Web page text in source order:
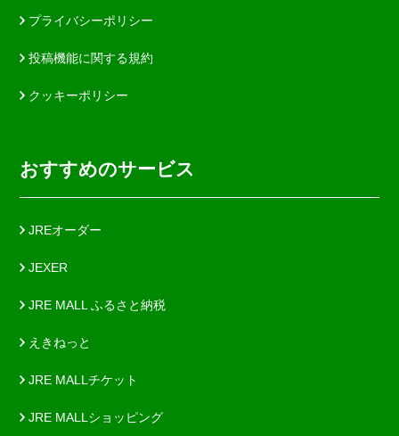
プライバシーポリシー
投稿機能に関する規約
クッキーポリシー
おすすめのサービス
JREオーダー
JEXER
JRE MALL ふるさと納税
えきねっと
JRE MALLチケット
JRE MALLショッピング